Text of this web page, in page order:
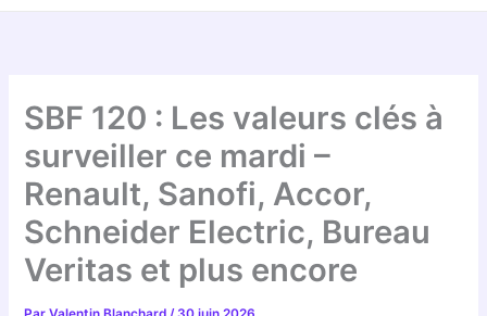
SBF 120 : Les valeurs clés à
surveiller ce mardi –
Renault, Sanofi, Accor,
Schneider Electric, Bureau
Veritas et plus encore